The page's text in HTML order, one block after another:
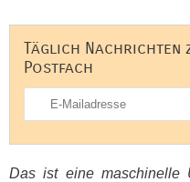
Täglich Nachrichten
Postfach
Das ist eine maschinelle